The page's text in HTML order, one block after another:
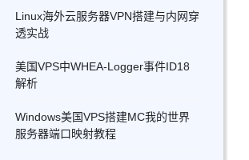
Linux海外云服务器VPN搭建与内网穿
透实战
美国VPS中WHEA-Logger事件ID18
解析
Windows美国VPS搭建MC我的世界
服务器端口映射教程